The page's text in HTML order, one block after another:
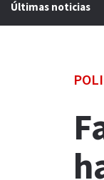
Últimas noticias